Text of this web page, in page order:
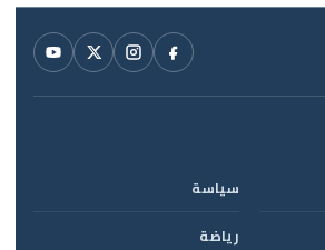
سياسة
رياضة